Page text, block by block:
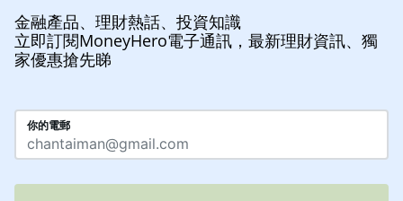
金融產品、理財熱話、投資知識
立即訂閱MoneyHero電子通訊，最新理財資訊、獨
家優惠搶先睇